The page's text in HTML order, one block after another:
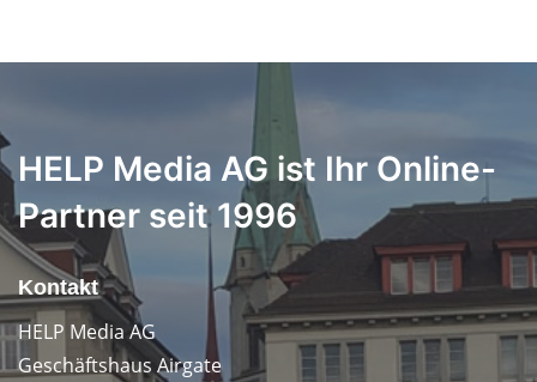
HELP Media AG ist Ihr Online-
Partner seit 1996
Kontakt
HELP Media AG
Geschäftshaus Airgate